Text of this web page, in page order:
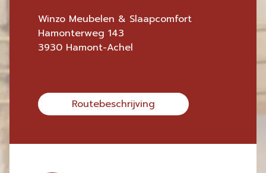
Winzo Meubelen & Slaapcomfort
Hamonterweg 143
3930 Hamont-Achel
Routebeschrijving